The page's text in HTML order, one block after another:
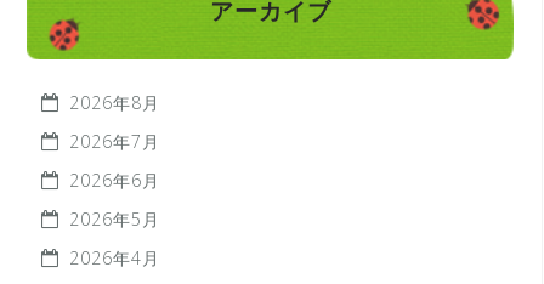
アーカイブ
2026年8月
2026年7月
2026年6月
2026年5月
2026年4月